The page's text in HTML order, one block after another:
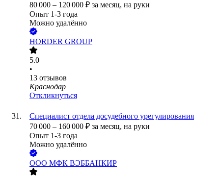
80 000 – 120 000 ₽ за месяц, на руки
Опыт 1-3 года
Можно удалённо
HORDER GROUP
5.0
•
13 отзывов
Краснодар
Откликнуться
Специалист отдела досудебного урегулирования
70 000 – 160 000 ₽ за месяц, на руки
Опыт 1-3 года
Можно удалённо
ООО МФК ВЭББАНКИР